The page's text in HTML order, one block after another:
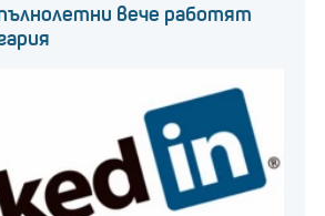
вече работят